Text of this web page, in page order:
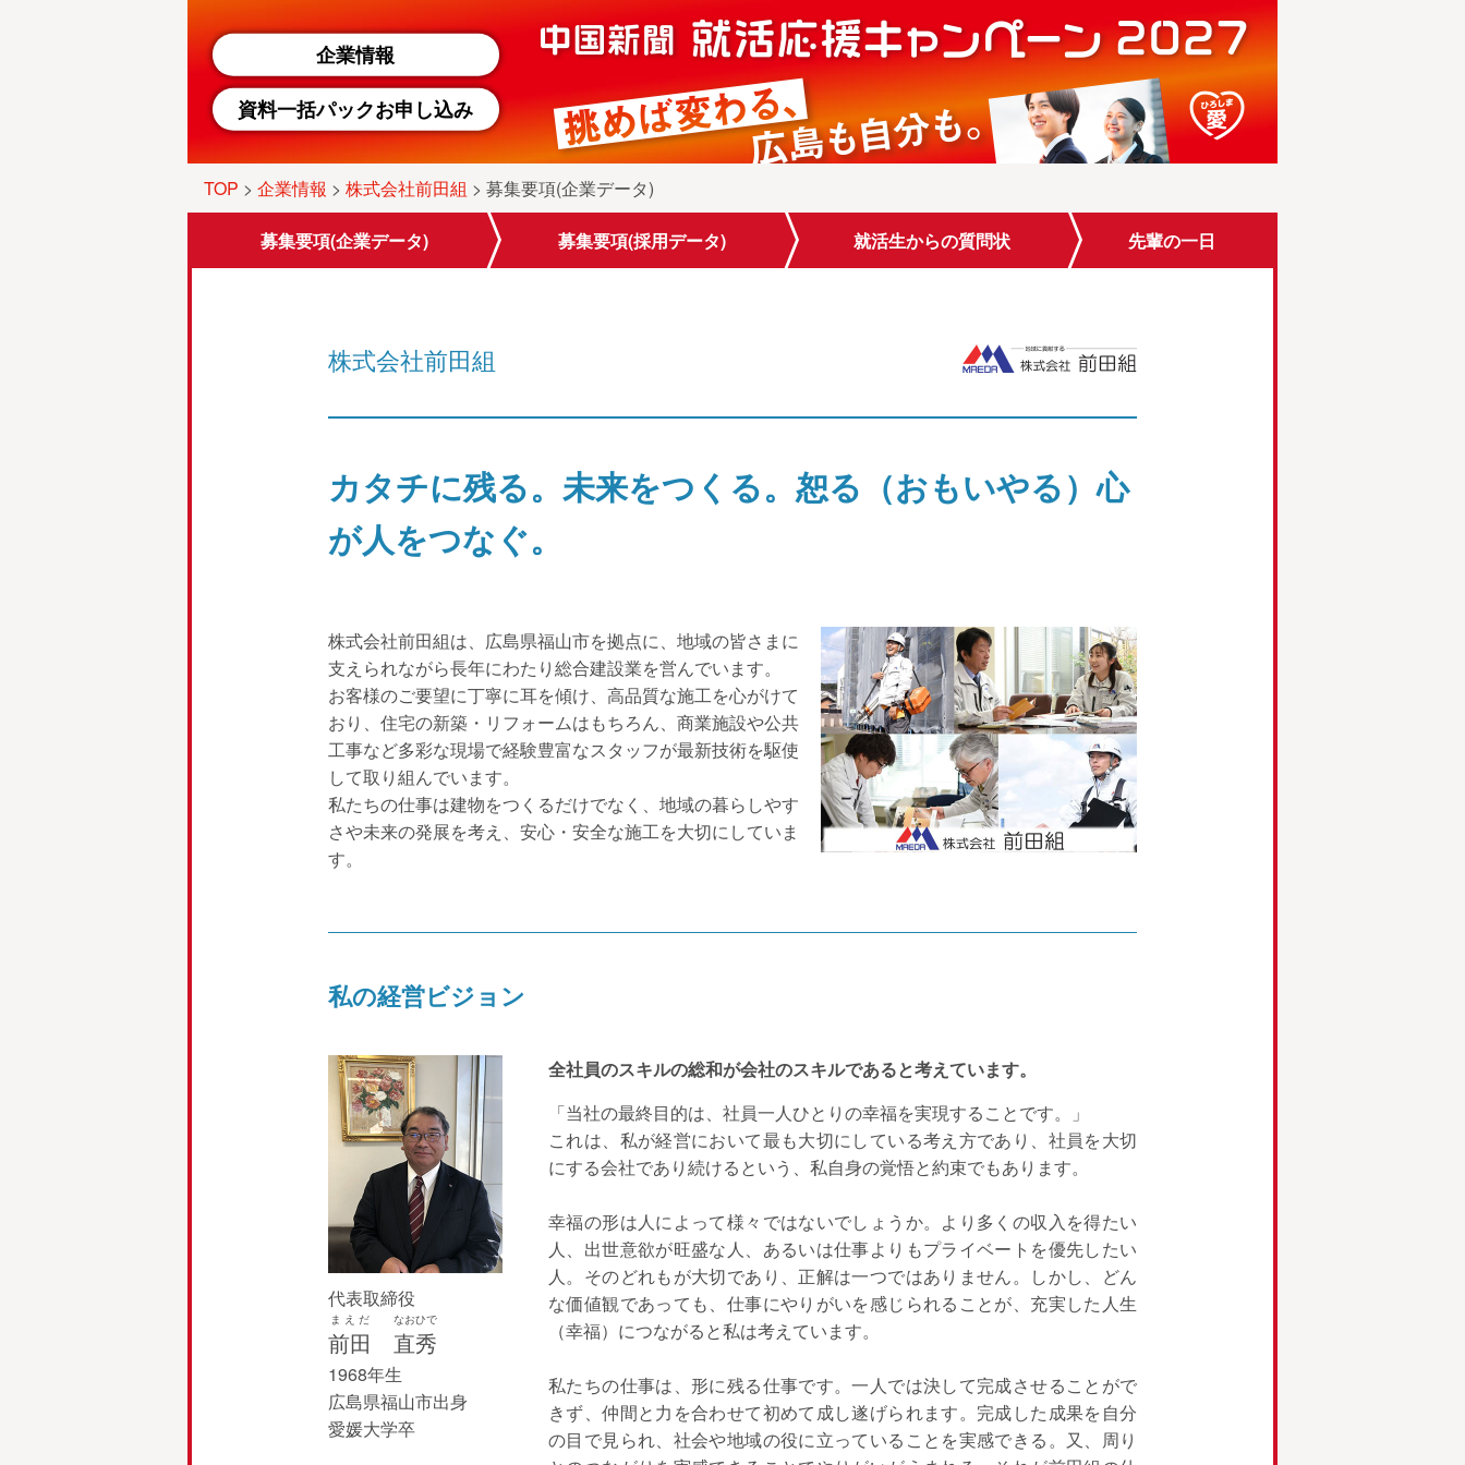
企業情報
資料一括パックお申し込み
TOP > 企業情報 > 株式会社前田組 > 募集要項(企業データ)
募集要項(企業データ) 募集要項(採用データ) 就活生からの質問状 先輩の一日
株式会社前田組
カタチに残る。未来をつくる。恕る（おもいやる）心
が人をつなぐ。
株式会社前田組は、広島県福山市を拠点に、地域の皆さまに
支えられながら長年にわたり総合建設業を営んでいます。
お客様のご要望に丁寧に耳を傾け、高品質な施工を心がけて
おり、住宅の新築・リフォームはもちろん、商業施設や公共
工事など多彩な現場で経験豊富なスタッフが最新技術を駆使
して取り組んでいます。
私たちの仕事は建物をつくるだけでなく、地域の暮らしやす
さや未来の発展を考え、安心・安全な施工を大切にしていま
す。
私の経営ビジョン
代表取締役
前田
まえだ
直秀
なおひで
1968年生
広島県福山市出身
愛媛大学卒
全社員のスキルの総和が会社のスキルであると考えています。
「当社の最終目的は、社員一人ひとりの幸福を実現することです。」
これは、私が経営において最も大切にしている考え方であり、社員を大切
にする会社であり続けるという、私自身の覚悟と約束でもあります。
幸福の形は人によって様々ではないでしょうか。より多くの収入を得たい
人、出世意欲が旺盛な人、あるいは仕事よりもプライベートを優先したい
人。そのどれもが大切であり、正解は一つではありません。しかし、どん
な価値観であっても、仕事にやりがいを感じられることが、充実した人生
（幸福）につながると私は考えています。
私たちの仕事は、形に残る仕事です。一人では決して完成させることがで
きず、仲間と力を合わせて初めて成し遂げられます。完成した成果を自分
の目で見られ、社会や地域の役に立っていることを実感できる。又、周り